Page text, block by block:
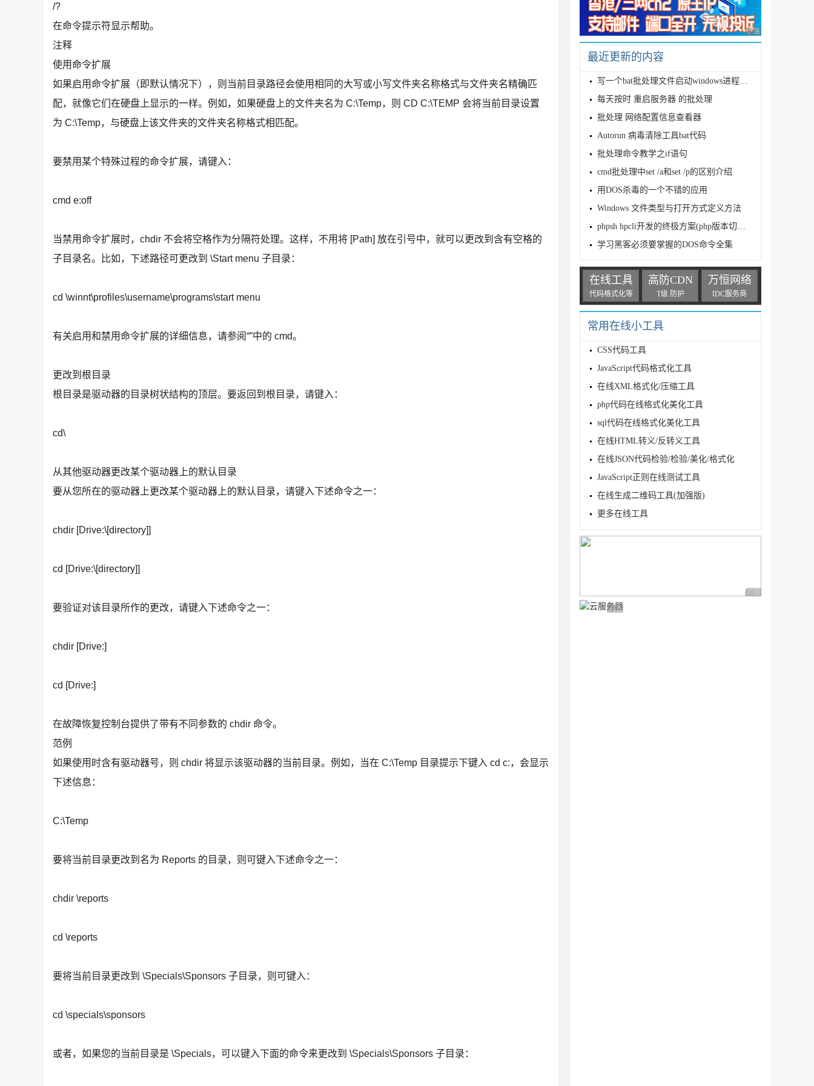
/?
在命令提示符显示帮助。
注释
使用命令扩展
如果启用命令扩展（即默认情况下），则当前目录路径会使用相同的大写或小写文件夹名称格式与文件夹名精确匹
配，就像它们在硬盘上显示的一样。例如，如果硬盘上的文件夹名为 C:\Temp，则 CD C:\TEMP 会将当前目录设置
为 C:\Temp，与硬盘上该文件夹的文件夹名称格式相匹配。
要禁用某个特殊过程的命令扩展，请键入：
cmd e:off
当禁用命令扩展时，chdir 不会将空格作为分隔符处理。这样，不用将 [Path] 放在引号中，就可以更改到含有空格的
子目录名。比如，下述路径可更改到 \Start menu 子目录：
cd \winnt\profiles\username\programs\start menu
有关启用和禁用命令扩展的详细信息，请参阅“”中的 cmd。
更改到根目录
根目录是驱动器的目录树状结构的顶层。要返回到根目录，请键入：
cd\
从其他驱动器更改某个驱动器上的默认目录
要从您所在的驱动器上更改某个驱动器上的默认目录，请键入下述命令之一：
chdir [Drive:\[directory]]
cd [Drive:\[directory]]
要验证对该目录所作的更改，请键入下述命令之一：
chdir [Drive:]
cd [Drive:]
在故障恢复控制台提供了带有不同参数的 chdir 命令。
范例
如果使用时含有驱动器号，则 chdir 将显示该驱动器的当前目录。例如，当在 C:\Temp 目录提示下键入 cd c:，会显示
下述信息：
C:\Temp
要将当前目录更改到名为 Reports 的目录，则可键入下述命令之一：
chdir \reports
cd \reports
要将当前目录更改到 \Specials\Sponsors 子目录，则可键入：
cd \specials\sponsors
或者，如果您的当前目录是 \Specials，可以键入下面的命令来更改到 \Specials\Sponsors 子目录：
广告 商业广告，理性
最近更新的内容
写一个bat批处理文件启动windows进程和延时关闭的代码
每天按时 重启服务器 的批处理
批处理 网络配置信息查看器
Autorun 病毒清除工具bat代码
批处理命令教学之if语句
cmd批处理中set /a和set /p的区别介绍
用DOS杀毒的一个不错的应用
Windows 文件类型与打开方式定义方法
phpsh hpcli开发的终极方案(php版本切换的 批处理)
学习黑客必须要掌握的DOS命令全集
在线工具
代码格式化等
高防CDN
T级 防护
万恒网络
IDC服务商
常用在线小工具
CSS代码工具
JavaScript代码格式化工具
在线XML格式化/压缩工具
php代码在线格式化美化工具
sql代码在线格式化美化工具
在线HTML转义/反转义工具
在线JSON代码检验/检验/美化/格式化
JavaScript正则在线测试工具
在线生成二维码工具(加强版)
更多在线工具
广告 商业广告，理性
广告 商业广告，理性选择